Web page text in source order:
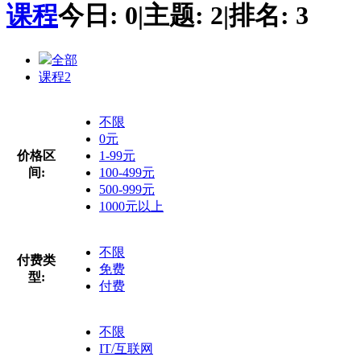
课程今日: 0|主题: 2|排名: 3
全部
课程2
价格区
间:
不限
0元
1-99元
100-499元
500-999元
1000元以上
付费类
型:
不限
免费
付费
不限
IT/互联网